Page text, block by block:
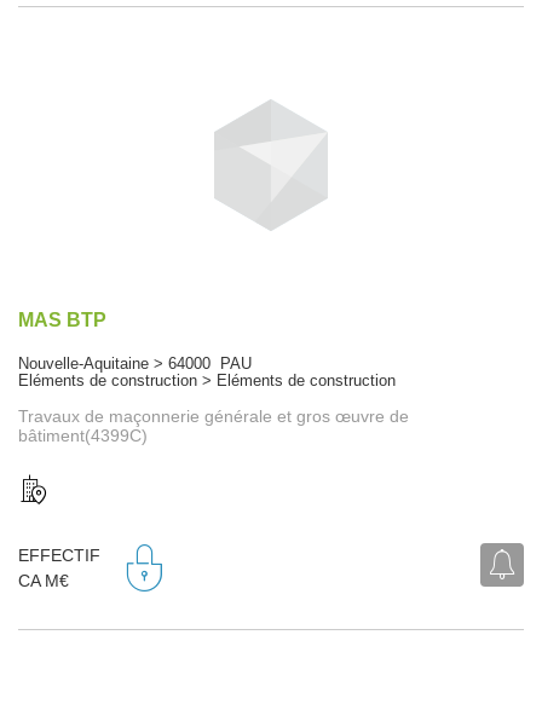
MAS BTP
Nouvelle-Aquitaine > 64000 PAU
Eléments de construction > Eléments de construction
Travaux de maçonnerie générale et gros œuvre de
bâtiment(4399C)
EFFECTIF
CA M€